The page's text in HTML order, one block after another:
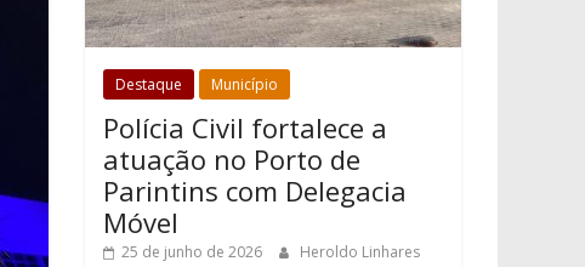
Destaque Município
Polícia Civil fortalece a
atuação no Porto de
Parintins com Delegacia
Móvel
25 de junho de 2026
Heroldo Linhares